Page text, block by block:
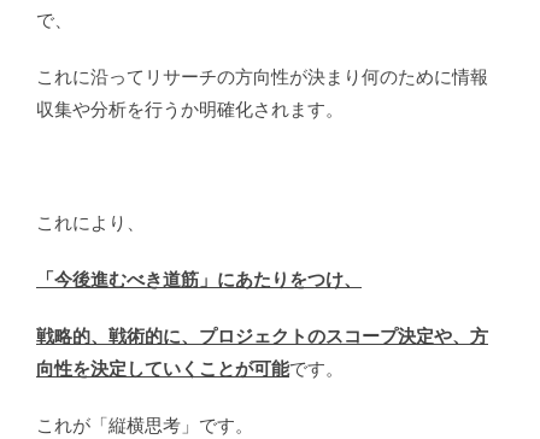
で、
これに沿ってリサーチの方向性が決まり何のために情報
収集や分析を行うか明確化されます。
これにより、
「今後進むべき道筋」にあたりをつけ、
戦略的、戦術的に、プロジェクトのスコープ決定や、方
向性を決定していく ことが可能です。
これが「縦横思考」です。